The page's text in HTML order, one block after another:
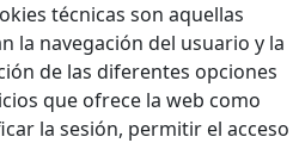
técnicas son aquellas
la navegación del usuario y la
de las diferentes opciones
que ofrece la web como
la sesión, permitir el acceso